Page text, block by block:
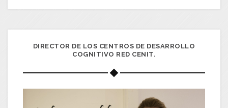
DIRECTOR DE LOS CENTROS DE DESARROLLO
COGNITIVO RED CENIT.